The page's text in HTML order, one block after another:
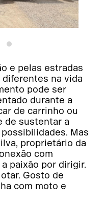
e pelas estradas
na vida
pode ser
durante a
de carrinho ou
de sustentar a
Mas
proprietário da
com
paixão por dirigir.
Gosto de
com moto e